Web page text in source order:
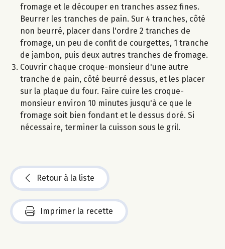
fromage et le découper en tranches assez fines.
Beurrer les tranches de pain. Sur 4 tranches, côté
non beurré, placer dans l'ordre 2 tranches de
fromage, un peu de confit de courgettes, 1 tranche
de jambon, puis deux autres tranches de fromage.
Couvrir chaque croque-monsieur d'une autre
tranche de pain, côté beurré dessus, et les placer
sur la plaque du four. Faire cuire les croque-
monsieur environ 10 minutes jusqu'à ce que le
fromage soit bien fondant et le dessus doré. Si
nécessaire, terminer la cuisson sous le gril.
Retour à la liste
Imprimer la recette